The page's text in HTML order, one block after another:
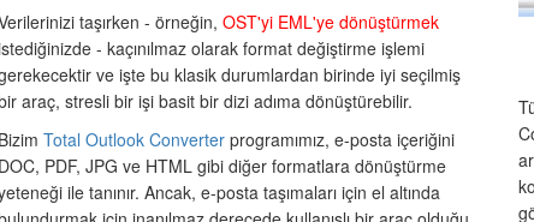
taşırken - örneğin, OST'yi EML'ye dönüştürmek
- kaçınılmaz olarak format değiştirme işlemi
ve işte bu klasik durumlardan birinde iyi seçilmiş
araç, stresli bir işi basit bir dizi adıma dönüştürebilir.
Bizim Total Outlook Converter programımız, e-posta içeriğini
DOC, PDF, JPG ve HTML gibi diğer formatlara dönüştürme
ile tanınır. Ancak, e-posta taşımaları için el altında